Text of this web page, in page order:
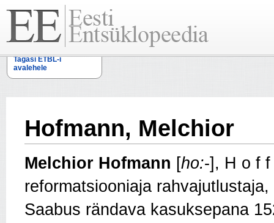
Tagasi ETBL-i
avalehele
Hofmann, Melchior
Melchior Hofmann [ho:-], H o f
reformatsiooniaja
Saabus rändava kasuksepana